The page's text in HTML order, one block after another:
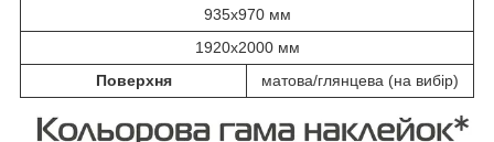
935х970 мм
1920х2000 мм
Поверхня
матова/глянцева (на вибір)